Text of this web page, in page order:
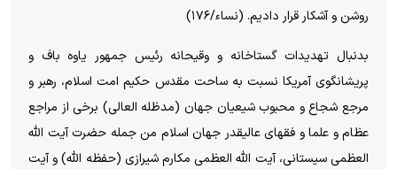
روشن و آشکار قرار دادیم. (نساء/۱۷۶)
بدنبال تهدیدات گستاخانه و وقیحانه رئیس جمهور یاوه باف و
پریشانگوی آمریکا نسبت به ساحت مقدس حکیم امت اسلام، رهبر و
مرجع شجاع و محبوب شیعیان جهان (مدظله العالی) برخی از مراجع
عظام و علما و فقهای عالیقدر جهان اسلام من جمله حضرت آیت الله
العظمی سیستانی، آیت الله العظمی مکارم شیرازی (حفظه الله) و آیت